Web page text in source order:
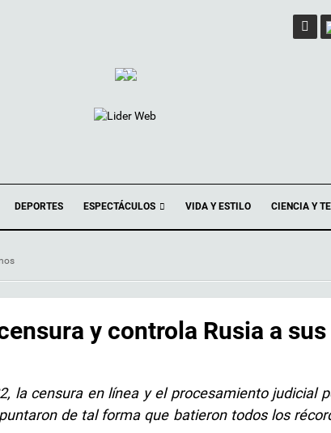
DEPORTES ESPECTÁCULOS VIDA Y ESTILO CIENCIA Y
y controla Rusia a sus
la censura en línea y el procesamiento judicial
de tal forma que batieron todos los